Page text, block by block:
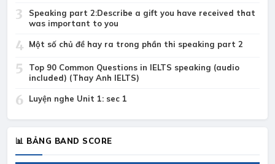
3
Speaking part 2:Describe a gift you have received that
was important to you
4 Một số chủ đề hay ra trong phần thi speaking part 2
5
Top 90 Common Questions in IELTS speaking (audio
included) (Thay Anh IELTS)
6 Luyện nghe Unit 1: sec 1
📊 BẢNG BAND SCORE